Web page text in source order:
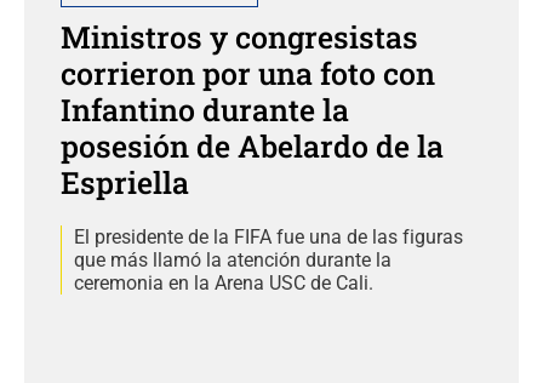
Ministros y congresistas
corrieron por una foto con
Infantino durante la
posesión de Abelardo de la
Espriella
El presidente de la FIFA fue una de las figuras
que más llamó la atención durante la
ceremonia en la Arena USC de Cali.